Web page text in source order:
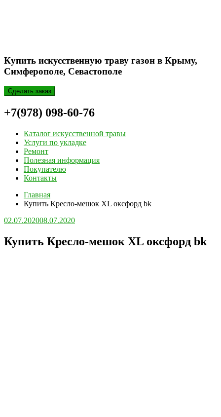
Купить искусственную траву газон в Крыму,
Симферополе, Севастополе
Сделать заказ
+7(978) 098-60-76
Каталог искусственной травы
Услуги по укладке
Ремонт
Полезная информация
Покупателю
Контакты
Главная
Купить Кресло-мешок ХL оксфорд bk
02.07.202008.07.2020
Купить Кресло-мешок ХL оксфорд bk